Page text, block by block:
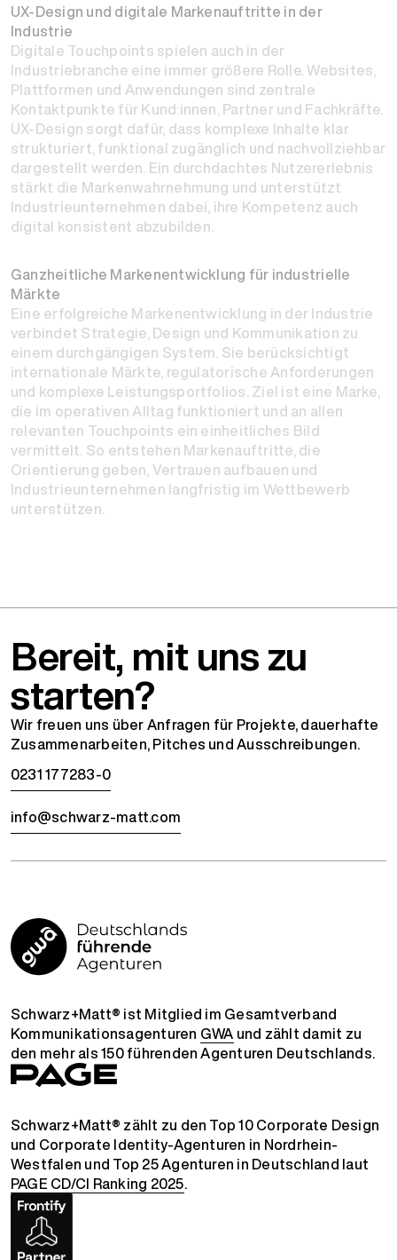
UX-Design und digitale Markenauftritte in der
Industrie
Digitale Touchpoints spielen auch in der
Industriebranche eine immer größere Rolle. Websites,
Plattformen und Anwendungen sind zentrale
Kontaktpunkte für Kund:innen, Partner und Fachkräfte.
UX-Design sorgt dafür, dass komplexe Inhalte klar
strukturiert, funktional zugänglich und nachvollziehbar
dargestellt werden. Ein durchdachtes Nutzererlebnis
stärkt die Markenwahrnehmung und unterstützt
Industrieunternehmen dabei, ihre Kompetenz auch
digital konsistent abzubilden.
Ganzheitliche Markenentwicklung für industrielle
Märkte
Eine erfolgreiche Markenentwicklung in der Industrie
verbindet Strategie, Design und Kommunikation zu
einem durchgängigen System. Sie berücksichtigt
internationale Märkte, regulatorische Anforderungen
und komplexe Leistungsportfolios. Ziel ist eine Marke,
die im operativen Alltag funktioniert und an allen
relevanten Touchpoints ein einheitliches Bild
vermittelt. So entstehen Markenauftritte, die
Orientierung geben, Vertrauen aufbauen und
Industrieunternehmen langfristig im Wettbewerb
unterstützen.
Bereit, mit uns zu
starten?
Wir freuen uns über Anfragen für Projekte, dauerhafte
Zusammenarbeiten, Pitches und Ausschreibungen.
0231 177283-0
info@schwarz-matt.com
Schwarz+Matt® ist Mitglied im Gesamtverband
Kommunikationsagenturen GWA und zählt damit zu
den mehr als 150 führenden Agenturen Deutschlands.
Schwarz+Matt® zählt zu den Top 10 Corporate Design
und Corporate Identity-Agenturen in Nordrhein-
Westfalen und Top 25 Agenturen in Deutschland laut
PAGE CD/CI Ranking 2025.